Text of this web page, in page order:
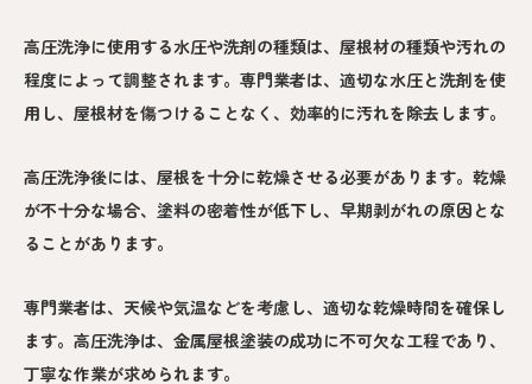
高圧洗浄に使用する水圧や洗剤の種類は、屋根材の種類や汚れの
程度によって調整されます。専門業者は、適切な水圧と洗剤を使
用し、屋根材を傷つけることなく、効率的に汚れを除去します。
高圧洗浄後には、屋根を十分に乾燥させる必要があります。乾燥
が不十分な場合、塗料の密着性が低下し、早期剥がれの原因とな
ることがあります。
専門業者は、天候や気温などを考慮し、適切な乾燥時間を確保し
ます。高圧洗浄は、金属屋根塗装の成功に不可欠な工程であり、
丁寧な作業が求められます。